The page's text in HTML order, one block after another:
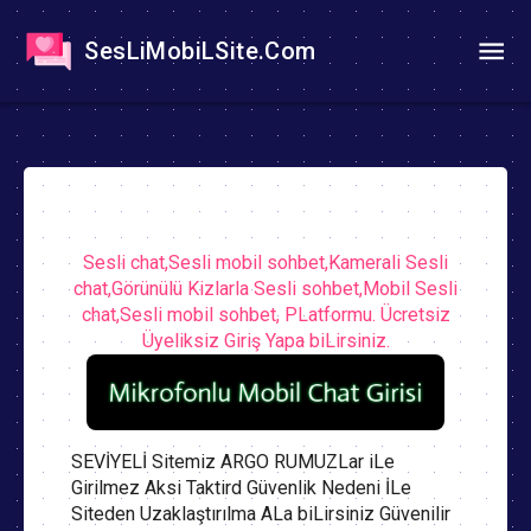
SesLiMobiLSite.Com
Sesli chat,Sesli mobil sohbet,Kamerali Sesli
chat,Görünülü Kizlarla Sesli sohbet,Mobil Sesli
chat,Sesli mobil sohbet, PLatformu. Ücretsiz
Üyeliksiz Giriş Yapa biLirsiniz.
SEVİYELİ Sitemiz ARGO RUMUZLar iLe
Girilmez Aksi Taktird Güvenlik Nedeni İLe
Siteden Uzaklaştırılma ALa biLirsiniz Güvenilir